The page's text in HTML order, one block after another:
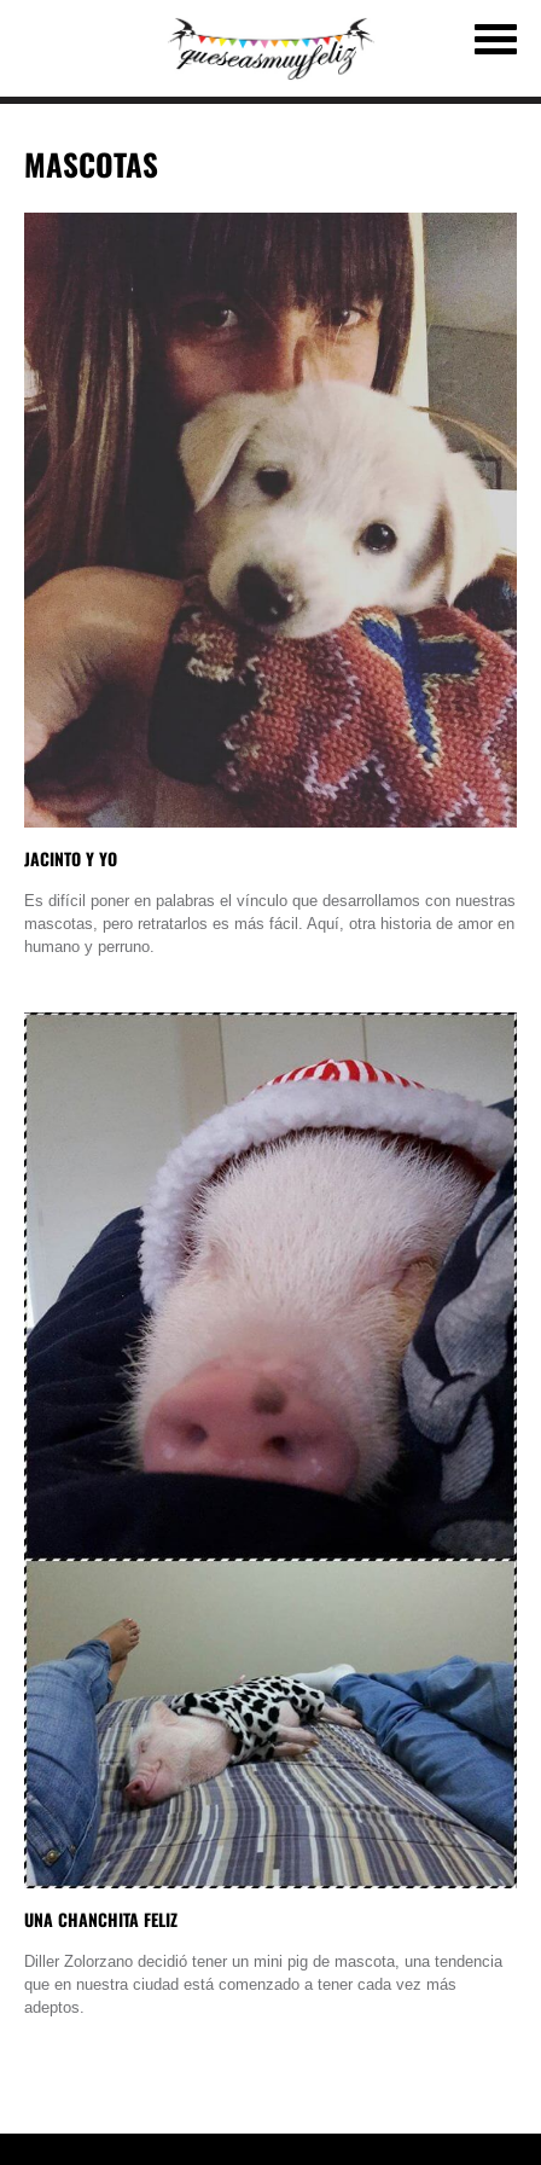
MASCOTAS
JACINTO Y YO
Es difícil poner en palabras el vínculo que desarrollamos con nuestras
mascotas, pero retratarlos es más fácil. Aquí, otra historia de amor en
humano y perruno.
UNA CHANCHITA FELIZ
Diller Zolorzano decidió tener un mini pig de mascota, una tendencia
que en nuestra ciudad está comenzado a tener cada vez más
adeptos.